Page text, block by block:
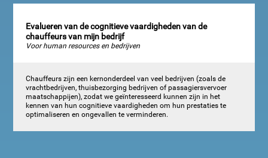
Evalueren van de cognitieve vaardigheden van de
chauffeurs van mijn bedrijf
Voor human resources en bedrijven
Chauffeurs zijn een kernonderdeel van veel bedrijven (zoals de
vrachtbedrijven, thuisbezorging bedrijven of passagiersvervoer
maatschappijen), zodat we geïnteresseerd kunnen zijn in het
kennen van hun cognitieve vaardigheden om hun prestaties te
optimaliseren en ongevallen te verminderen.